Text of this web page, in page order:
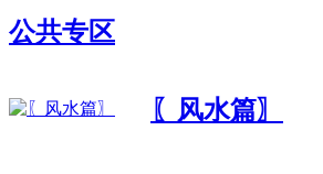
公共专区
〖风水篇〗